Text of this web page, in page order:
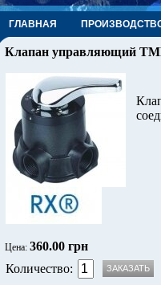
ГЛАВНАЯ
Клапан управляющий
Цена: 360.00 грн
Количество: